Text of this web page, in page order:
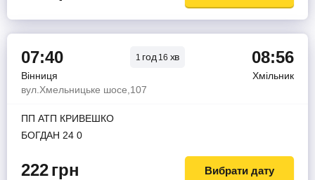
07:40 1 год16 хв 08:56
Вінниця
Хмільник
вул.Хмельницьке шосе,107
ПП АТП КРИВЕШКО
БОГДАН 24 0
222грн Вибрати дату